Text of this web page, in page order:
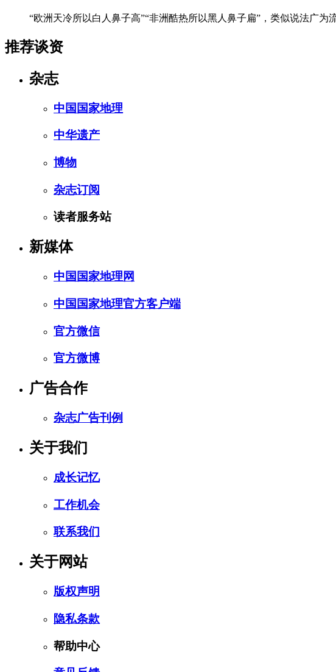
“欧洲天冷所以白人鼻子高”“非洲酷热所以黑人鼻子扁”，类似说法广
推荐谈资
杂志
中国国家地理
中华遗产
博物
杂志订阅
读者服务站
新媒体
中国国家地理网
中国国家地理官方客户端
官方微信
官方微博
广告合作
杂志广告刊例
关于我们
成长记忆
工作机会
联系我们
关于网站
版权声明
隐私条款
帮助中心